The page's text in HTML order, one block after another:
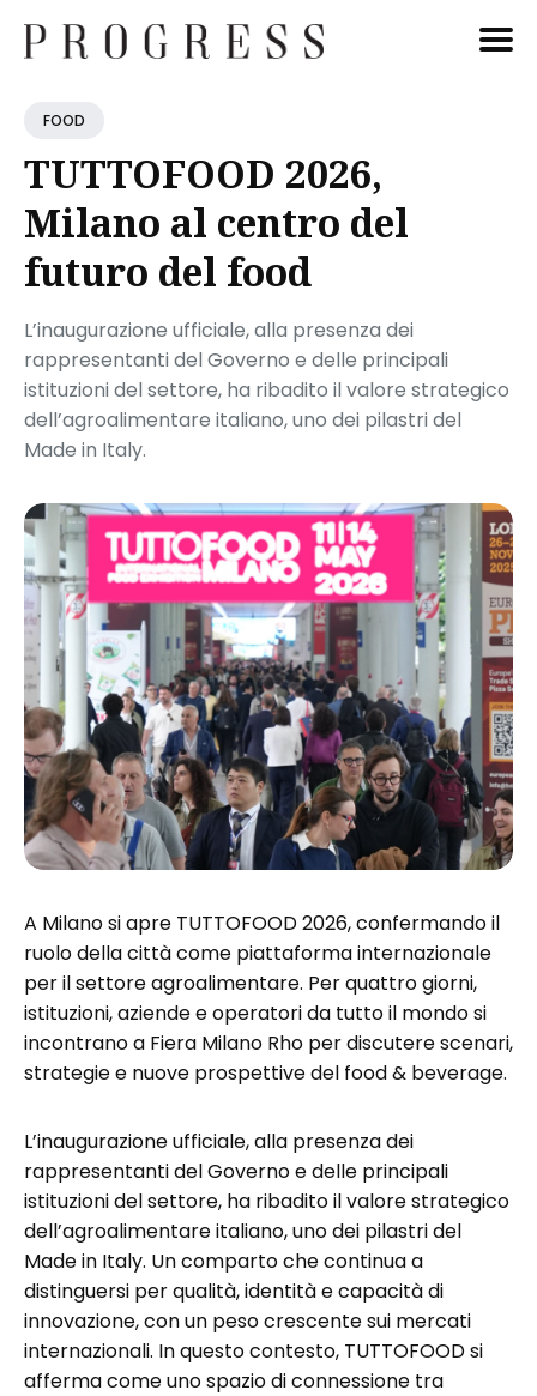
Cerca
FOOD
TUTTOFOOD 2026,
Milano al centro del
futuro del food
L’inaugurazione ufficiale, alla presenza dei
rappresentanti del Governo e delle principali
istituzioni del settore, ha ribadito il valore strategico
dell’agroalimentare italiano, uno dei pilastri del
Made in Italy.
A Milano si apre TUTTOFOOD 2026, confermando il
ruolo della città come piattaforma internazionale
per il settore agroalimentare. Per quattro giorni,
istituzioni, aziende e operatori da tutto il mondo si
incontrano a Fiera Milano Rho per discutere scenari,
strategie e nuove prospettive del food & beverage.
L’inaugurazione ufficiale, alla presenza dei
rappresentanti del Governo e delle principali
istituzioni del settore, ha ribadito il valore strategico
dell’agroalimentare italiano, uno dei pilastri del
Made in Italy. Un comparto che continua a
distinguersi per qualità, identità e capacità di
innovazione, con un peso crescente sui mercati
internazionali. In questo contesto, TUTTOFOOD si
afferma come uno spazio di connessione tra